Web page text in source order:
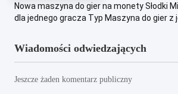
Nowa maszyna do gier na monety Słodki
dla jednego gracza Typ Maszyna do gier z
Wiadomości odwiedzających
Jeszcze żaden komentarz publiczny